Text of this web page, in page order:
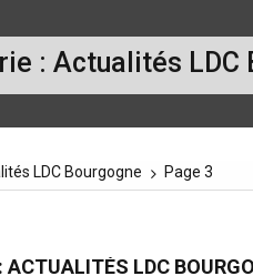
: Actualités LDC
LDC Bourgogne Page 3
ACTUALITÉS LDC